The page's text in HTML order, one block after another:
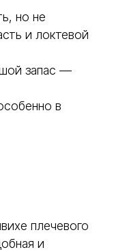
но не
и локтевой
запас —
в
плечевого
и